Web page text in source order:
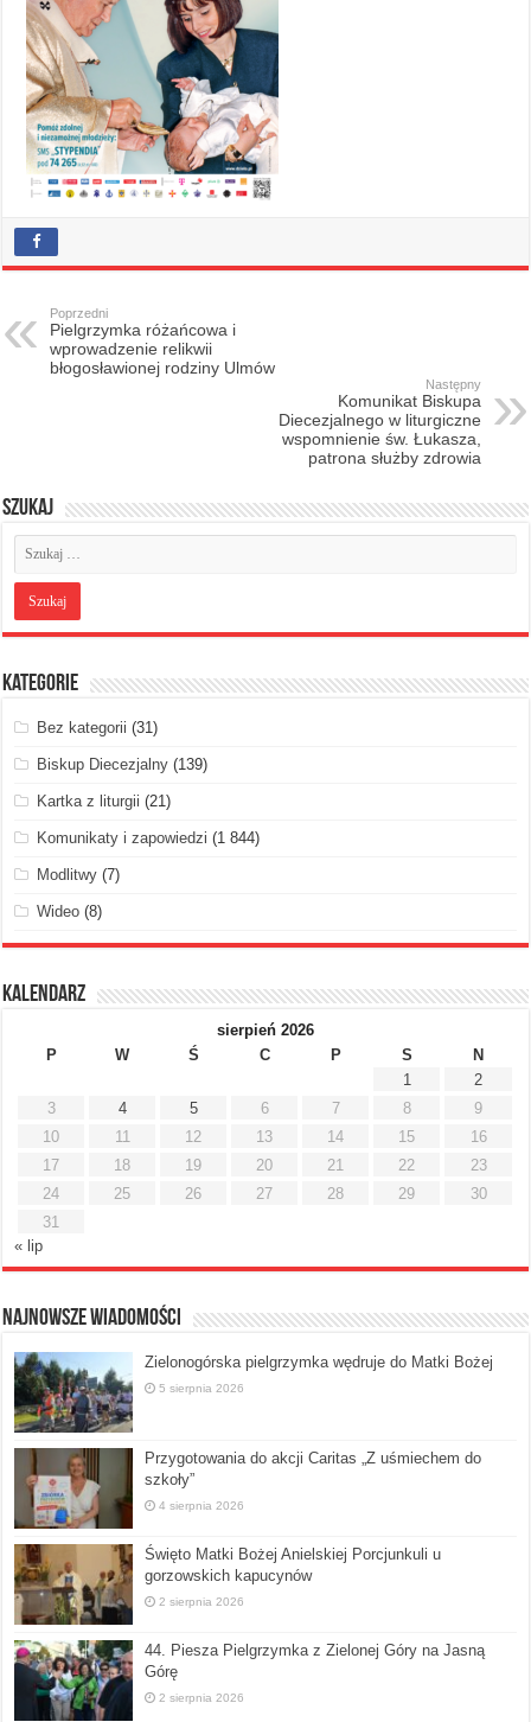
Poprzedni
Pielgrzymka różańcowa i
wprowadzenie relikwii
błogosławionej rodziny Ulmów
Następny
Komunikat Biskupa
Diecezjalnego w liturgiczne
wspomnienie św. Łukasza,
patrona służby zdrowia
Szukaj
Kategorie
Bez kategorii (31)
Biskup Diecezjalny (139)
Kartka z liturgii (21)
Komunikaty i zapowiedzi (1 844)
Modlitwy (7)
Wideo (8)
Kalendarz
sierpień 2026
P
W Ś C P S
N
1
2
3
4 5 6 7 8
9
10
11 12 13 14 15
16
17
18 19 20 21 22
23
24
25 26 27 28 29
30
31
« lip
Najnowsze Wiadomości
Zielonogórska pielgrzymka wędruje do Matki Bożej
5 sierpnia 2026
Przygotowania do akcji Caritas „Z uśmiechem do
szkoły”
4 sierpnia 2026
Święto Matki Bożej Anielskiej Porcjunkuli u
gorzowskich kapucynów
2 sierpnia 2026
44. Piesza Pielgrzymka z Zielonej Góry na Jasną
Górę
2 sierpnia 2026